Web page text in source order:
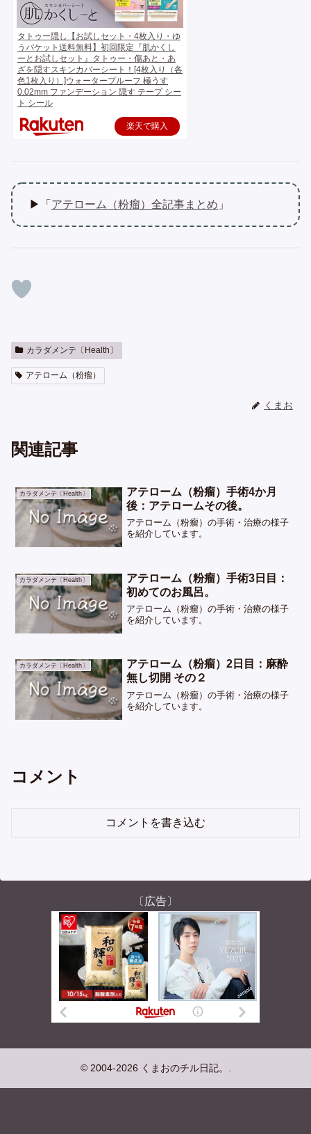
タトゥー隠し【お試しセット・4枚入り・ゆ
うパケット送料無料】初回限定『肌かくし
ーとお試しセット』タトゥー・傷あと・あ
ざを隠すスキンカバーシート！[4枚入り（各
色1枚入り）]ウォータープルーフ 極うす
0.02mm ファンデーション 隠す テープ シー
ト シール
楽天で購入
▶「 アテローム（粉瘤）全記事まとめ 」
カラダメンテ〔Health〕
アテローム（粉瘤）
くまお
関連記事
カラダメンテ〔Health〕
アテローム（粉瘤）手術4か月
後：アテロームその後。
アテローム（粉瘤）の手術・治療の様子
を紹介しています。
カラダメンテ〔Health〕
アテローム（粉瘤）手術3日目：
初めてのお風呂。
アテローム（粉瘤）の手術・治療の様子
を紹介しています。
カラダメンテ〔Health〕
アテローム（粉瘤）2日目：麻酔
無し切開 その２
アテローム（粉瘤）の手術・治療の様子
を紹介しています。
コメント
コメントを書き込む
〔広告〕
© 2004-2026 くまおのチル日記。.